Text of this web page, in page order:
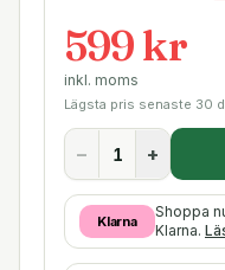
599 kr
inkl. moms
Lägsta pris senaste 30
− +
Klarna
Shoppa
Klarna.